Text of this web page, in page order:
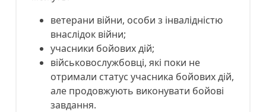
ветерани війни, особи з інвалідністю
внаслідок війни;
учасники бойових дій;
військовослужбовці, які поки не
отримали статус учасника бойових дій,
але продовжують виконувати бойові
завдання.